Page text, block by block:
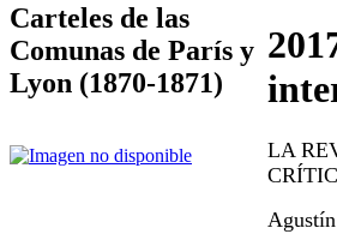
Carteles de las
Comunas de París y
Lyon (1870-1871)
LA